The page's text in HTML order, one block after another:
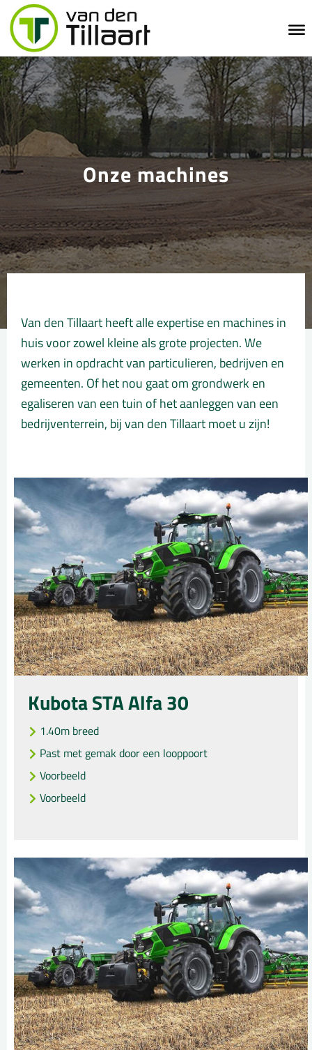
Onze machines
Van den Tillaart heeft alle expertise en machines in
huis voor zowel kleine als grote projecten. We
werken in opdracht van particulieren, bedrijven en
gemeenten. Of het nou gaat om grondwerk en
egaliseren van een tuin of het aanleggen van een
bedrijventerrein, bij van den Tillaart moet u zijn!
Kubota STA Alfa 30
1.40m breed
Past met gemak door een looppoort
Voorbeeld
Voorbeeld